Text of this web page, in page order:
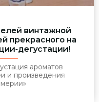
винтажной
прекрасного на
дегустации!
ароматов
и произведения